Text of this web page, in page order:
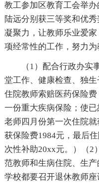
教工参加区教育工会举办
陆远分别获三等奖和优
凝聚力，让教师乐业爱
项经常性的工作，努力为
（1）配合行政办
堂工作、健康检查、独
住院教师索赔医药保险
一份重大疾病保险；使
老师四月份第一次住院
获保险费1984元，最后
次性补助20xx元。）（2
范教师和生病住院、生
学校都要召开退休教师